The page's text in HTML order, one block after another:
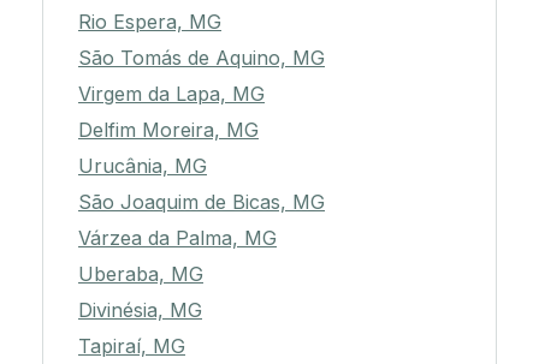
Rio Espera, MG
São Tomás de Aquino, MG
Virgem da Lapa, MG
Delfim Moreira, MG
Urucânia, MG
São Joaquim de Bicas, MG
Várzea da Palma, MG
Uberaba, MG
Divinésia, MG
Tapiraí, MG